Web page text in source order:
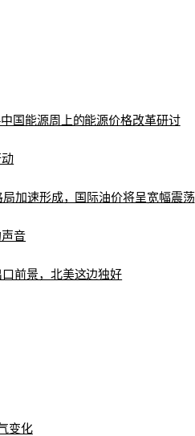
国能源周上的能源价格改革研讨
局加速形成，国际油价将呈宽幅震荡
音
前景，北美这边独好
变化